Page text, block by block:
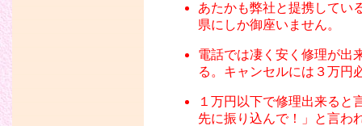
あたかも弊社と提携してい
県にしか御座いません。
電話では凄く安く修理が出
る。キャンセルには３万円
１万円以下で修理出来ると
先に振り込んで！」と言わ